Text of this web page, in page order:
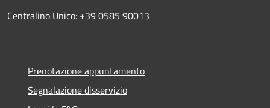
Centralino Unico: +39 0585 90013
Prenotazione appuntamento
Segnalazione disservizio